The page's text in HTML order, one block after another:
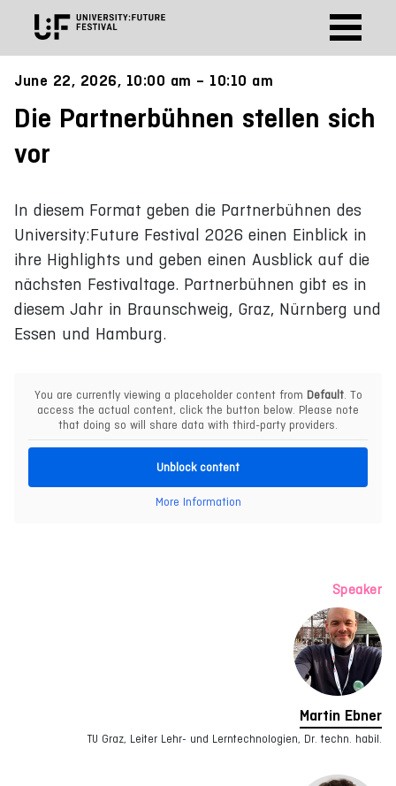
June 22, 2026, 10:00 am – 10:10 am
Die Partnerbühnen stellen sich
vor
In diesem Format geben die Partnerbühnen des
University:Future Festival 2026 einen Einblick in
ihre Highlights und geben einen Ausblick auf die
nächsten Festivaltage. Partnerbühnen gibt es in
diesem Jahr in Braunschweig, Graz, Nürnberg und
Essen und Hamburg.
You are currently viewing a placeholder content from Default. To
access the actual content, click the button below. Please note
that doing so will share data with third-party providers.
Unblock content
More Information
Speaker
Martin Ebner
TU Graz, Leiter Lehr- und Lerntechnologien, Dr. techn. habil.